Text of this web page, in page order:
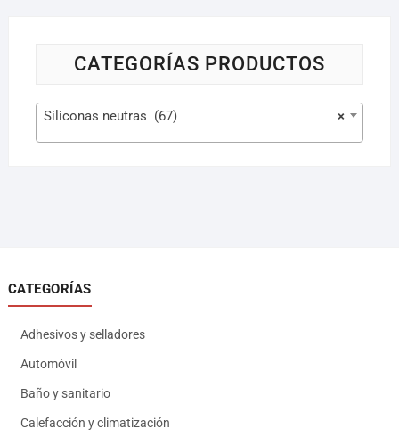
CATEGORÍAS PRODUCTOS
×
Siliconas neutras (67)
CATEGORÍAS
Adhesivos y selladores
Automóvil
Baño y sanitario
Calefacción y climatización